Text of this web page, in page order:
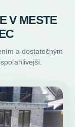
V MESTE
a dostatočným